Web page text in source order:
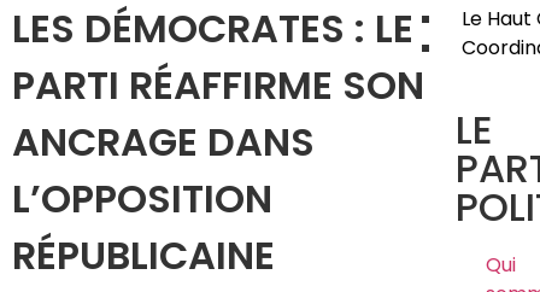
Le Haut
LE
Qui
LES DÉMOCRATES : LE
PARTI RÉAFFIRME SON
ANCRAGE DANS
L’OPPOSITION
RÉPUBLICAINE